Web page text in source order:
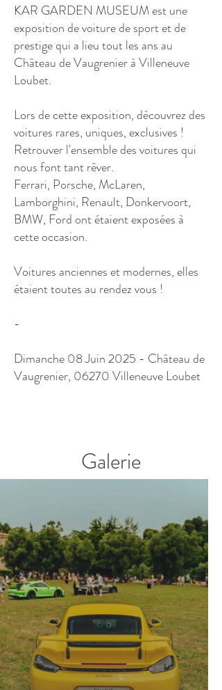
KAR GARDEN MUSEUM est une
exposition de voiture de sport et de
prestige qui a lieu tout les ans au
Château de Vaugrenier à Villeneuve
Loubet.
Lors de cette exposition, découvrez des
voitures rares, uniques, exclusives !
Retrouver l'ensemble des voitures qui
nous font tant rêver.
Ferrari, Porsche, McLaren,
Lamborghini, Renault, Donkervoort,
BMW, Ford ont étaient exposées à
cette occasion.
Voitures anciennes et modernes, elles
étaient toutes au rendez vous !
-
Dimanche 08 Juin 2025 - Château de
Vaugrenier, 06270 Villeneuve Loubet
Galerie